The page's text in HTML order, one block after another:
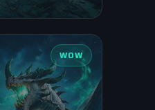
WOW